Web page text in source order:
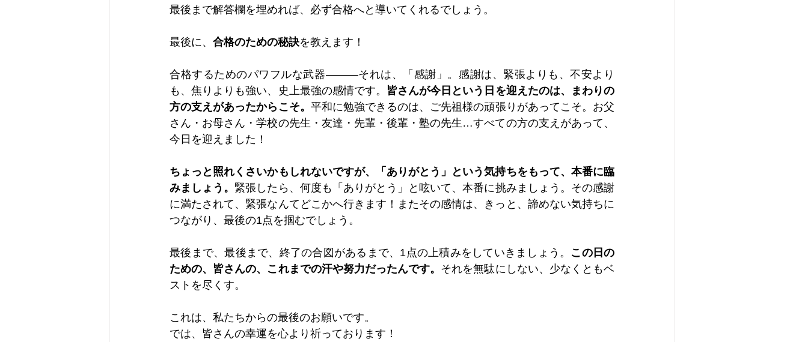
最後まで解答欄を埋めれば、必ず合格へと導いてくれるでしょう。
最後に、 合格のための秘訣を教えます！
合格するためのパワフルな武器―――それは、「感謝」。感謝は、緊張よりも、不安より
も、焦りよりも強い、史上最強の感情です。 皆さんが今日という日を迎えたのは、まわりの
方の支えがあったからこそ。 平和に勉強できるのは、ご先祖様の頑張りがあってこそ。お父
さん・お母さん・学校の先生・友達・先輩・後輩・塾の先生…すべての方の支えがあって、
今日を迎えました！
ちょっと照れくさいかもしれないですが、「ありがとう」という気持ちをもって、本番に臨
みましょう。 緊張したら、何度も「ありがとう」と呟いて、本番に挑みましょう。その感謝
に満たされて、緊張なんてどこかへ行きます！またその感情は、きっと、諦めない気持ちに
つながり、最後の1点を掴むでしょう。
最後まで、最後まで、終了の合図があるまで、1点の上積みをしていきましょう。 この日の
ための、皆さんの、これまでの汗や努力だったんです。 それを無駄にしない、少なくともベ
ストを尽くす。
これは、私たちからの最後のお願いです。
では、皆さんの幸運を心より祈っております！